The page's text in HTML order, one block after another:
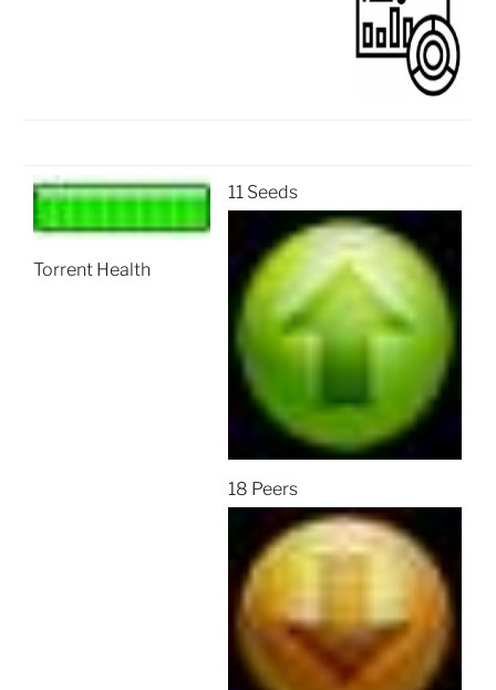
Torrent Health
11 Seeds
18 Peers